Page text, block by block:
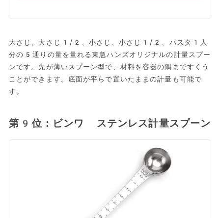
大さじ、大さじ1/2、小さじ、小さじ1/2、パスタ1人
分の5通りの量を量れる東急ハンズオリジナルの計量スプー
ンです。先が薄いスプーン型で、材料を容器の隅まですくう
ことができます。底面が平らで置いたままの計量も可能で
す。
第9位：ビンワ ステンレス計量スプーン